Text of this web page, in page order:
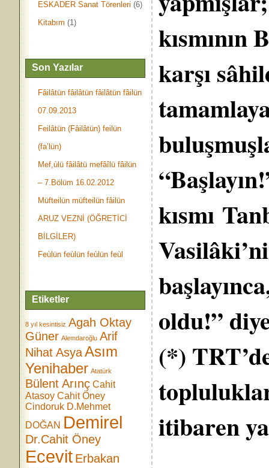
ESKADER Sanat Törenleri (6)
Kitabım (1)
Son Yazılar
Fâilâtün fâilâtün fâilâtün fâilün
07.09.2013
Feilâtün (Fâilâtün) feilün
(fa’lün)
Mef,ùlü fâilâtü mefâîlü fâilün
– 7.Bölüm 16.02.2012
Müfteilün müfteilün fâilün
ARUZ VEZNİ (ÖĞRETİCİ
BİLGİLER)
Feùlün feùlün feùlün feùl
Etiketler
8 yıl kesintisiz Agah Oktay
Güner Alemdaroğlu Arif
Nihat AsyaAsım
Yenihaber Atatürk
Bülent Arınç Cahit
Atasoy Cahit Öney
Cindoruk D.Mehmet
DOĞAN Demirel
Dr.Cahit Öney
Ecevit Erbakan
kısmının
karşı
kısmı
oldu!”
(*)
itibaren